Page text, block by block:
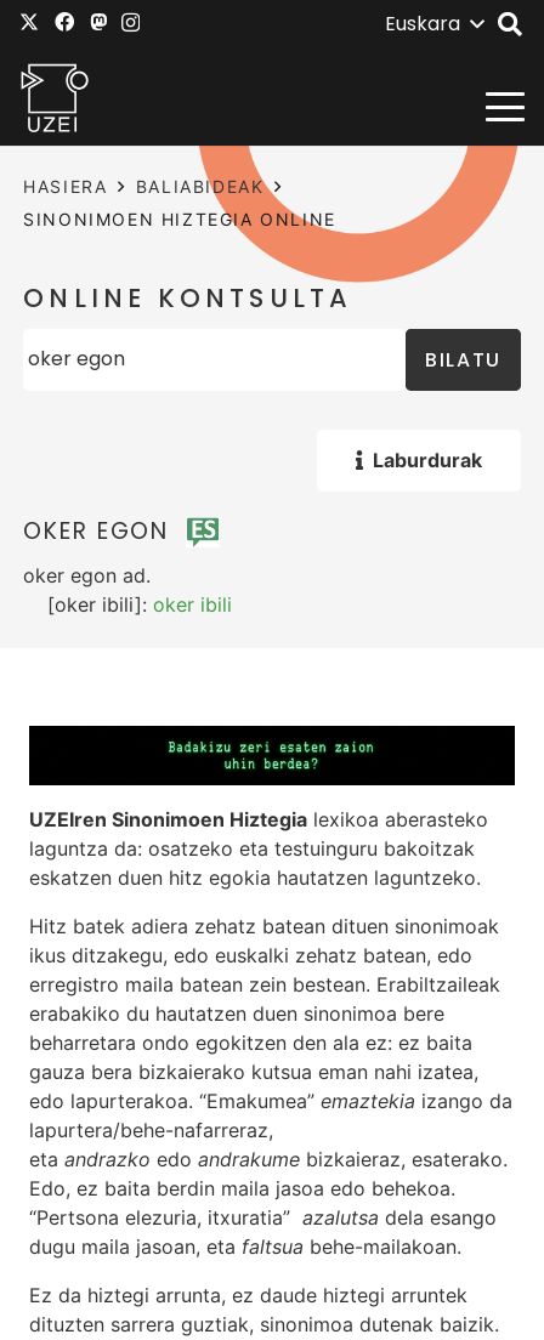
Euskara
HASIERA
BALIABIDEAK
SINONIMOEN HIZTEGIA ONLINE
ONLINE KONTSULTA
BILATU
Laburdurak
OKER EGON
oker egon ad.
[oker ibili]:oker ibili
UZEIren Sinonimoen Hiztegia lexikoa aberasteko
laguntza da: osatzeko eta testuinguru bakoitzak
eskatzen duen hitz egokia hautatzen laguntzeko.
Hitz batek adiera zehatz batean dituen sinonimoak
ikus ditzakegu, edo euskalki zehatz batean, edo
erregistro maila batean zein bestean. Erabiltzaileak
erabakiko du hautatzen duen sinonimoa bere
beharretara ondo egokitzen den ala ez: ez baita
gauza bera bizkaierako kutsua eman nahi izatea,
edo lapurterakoa. “Emakumea” emaztekia izango da
lapurtera/behe-nafarreraz,
eta andrazko edo andrakume bizkaieraz, esaterako.
Edo, ez baita berdin maila jasoa edo behekoa.
“Pertsona elezuria, itxuratia” azalutsa dela esango
dugu maila jasoan, eta faltsua behe-mailakoan.
Ez da hiztegi arrunta, ez daude hiztegi arruntek
dituzten sarrera guztiak, sinonimoa dutenak baizik.